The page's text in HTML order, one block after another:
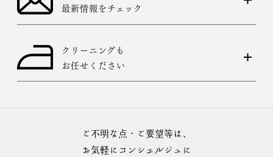
最新情報をチェック
クリーニングも
お任せください
ご不明な点・ご要望等は、
お気軽にコンシェルジュに